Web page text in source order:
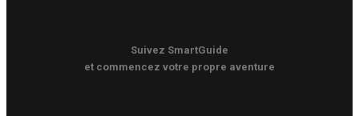
Suivez SmartGuide
et commencez votre propre aventure